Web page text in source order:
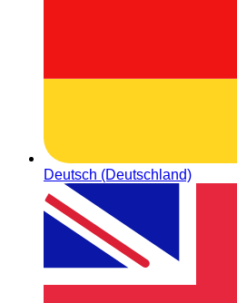
Deutsch (Deutschland)